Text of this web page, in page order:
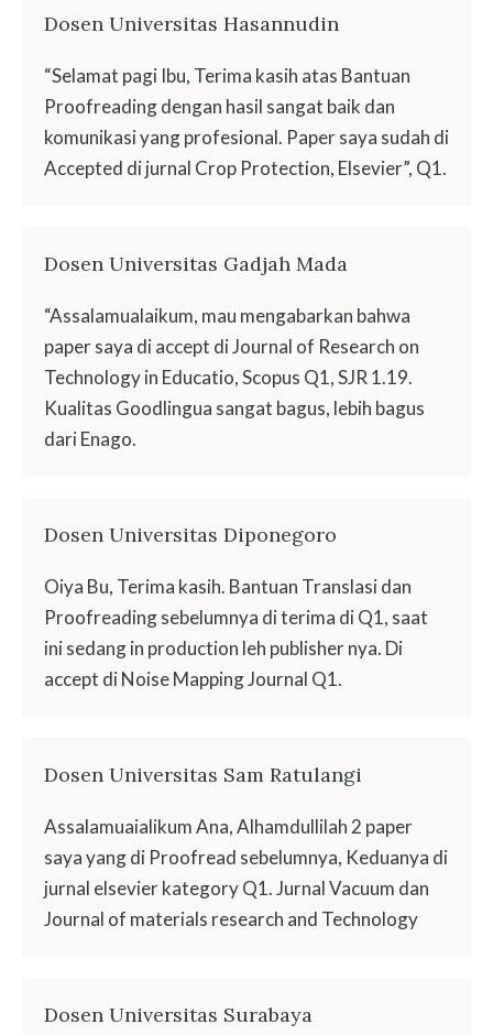
Dosen Universitas Hasannudin
“Selamat pagi Ibu, Terima kasih atas Bantuan
Proofreading dengan hasil sangat baik dan
komunikasi yang profesional. Paper saya sudah di
Accepted di jurnal Crop Protection, Elsevier”, Q1.
Dosen Universitas Gadjah Mada
“Assalamualaikum, mau mengabarkan bahwa
paper saya di accept di Journal of Research on
Technology in Educatio, Scopus Q1, SJR 1.19.
Kualitas Goodlingua sangat bagus, lebih bagus
dari Enago.
Dosen Universitas Diponegoro
Oiya Bu, Terima kasih. Bantuan Translasi dan
Proofreading sebelumnya di terima di Q1, saat
ini sedang in production leh publisher nya. Di
accept di Noise Mapping Journal Q1.
Dosen Universitas Sam Ratulangi
Assalamuaialikum Ana, Alhamdullilah 2 paper
saya yang di Proofread sebelumnya, Keduanya di
jurnal elsevier kategory Q1. Jurnal Vacuum dan
Journal of materials research and Technology
Dosen Universitas Surabaya